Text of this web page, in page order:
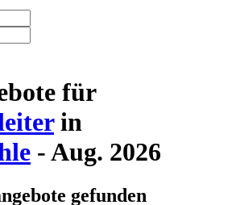
für
in
- Aug. 2026
gefunden